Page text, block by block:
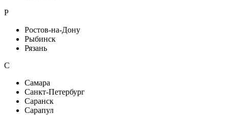
Р
Ростов-на-Дону
Рыбинск
Рязань
С
Самара
Санкт-Петербург
Саранск
Сарапул